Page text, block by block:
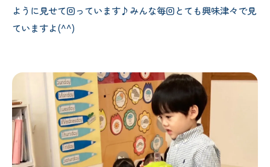
ように見せて回っています♪みんな毎回とても興味津々で見
ていますよ(^^)